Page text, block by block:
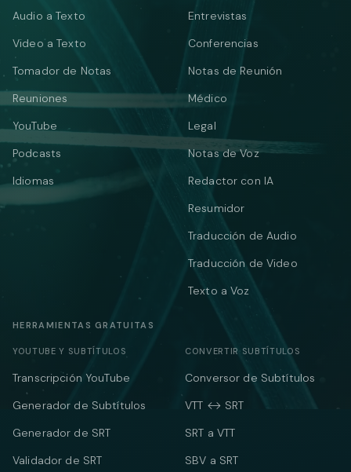
Audio a Texto
Video a Texto
Tomador de Notas
Reuniones
YouTube
Podcasts
Idiomas
Entrevistas
Conferencias
Notas de Reunión
Médico
Legal
Notas de Voz
Redactor con IA
Resumidor
Traducción de Audio
Traducción de Video
Texto a Voz
HERRAMIENTAS GRATUITAS
YOUTUBE Y SUBTÍTULOS
Transcripción YouTube
Generador de Subtítulos
Generador de SRT
Validador de SRT
CONVERTIR SUBTÍTULOS
Conversor de Subtítulos
VTT ↔ SRT
SRT a VTT
SBV a SRT